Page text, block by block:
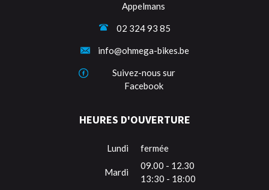
Appelmans
02 324 93 85
info@ohmega-bikes.be
Suivez-nous sur
Facebook
HEURES D'OUVERTURE
Lundi fermée
Mardi
09.00 - 12.30
13:30 - 18:00